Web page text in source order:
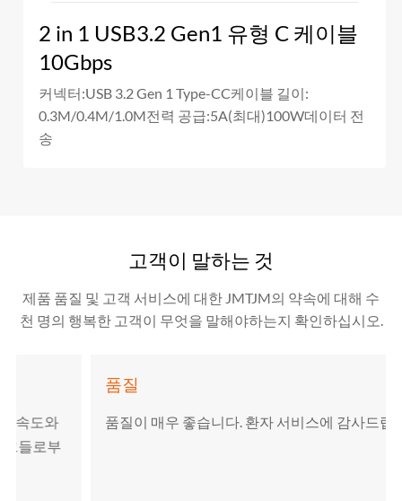
2 in 1 USB3.2 Gen1 유형 C 케이블
10Gbps
커넥터:USB 3.2 Gen 1 Type-CC케이블 길이:
0.3M/0.4M/1.0M전력 공급:5A(최대)100W데이터 전
송
고객이 말하는 것
제품 품질 및 고객 서비스에 대한 JMTJM의 약속에 대해 수
천 명의 행복한 고객이 무엇을 말해야하는지 확인하십시오.
품질이 매우 좋습니다. 환자 서비스에 감사드립니다.